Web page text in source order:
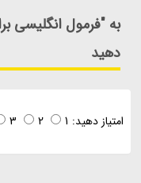
به "فرمول انگلیسی
دهید
امتیاز دهید: 1
2
3